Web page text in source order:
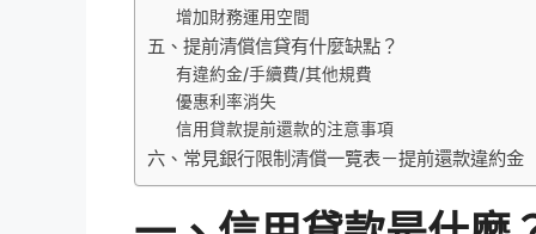
增加財務運用空間
五、提前清償信貸有什麼缺點？
有違約金/手續費/其他規費
優惠利率消失
信用貸款提前還款的注意事項
六、常見銀行限制清償一覽表－提前還款違約金